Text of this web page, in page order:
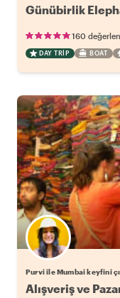
Günübirlik
160
DAY TRIP BOAT
Purvi ile Mumbai keyfini
Alışveriş ve